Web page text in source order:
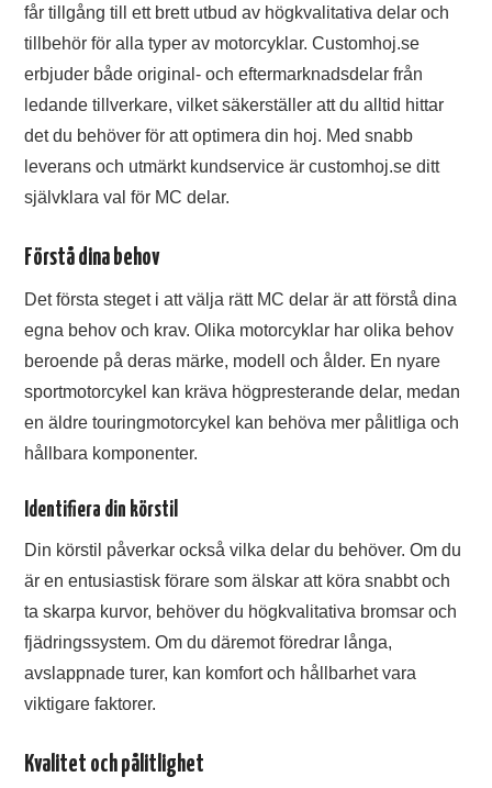
får tillgång till ett brett utbud av högkvalitativa delar och
tillbehör för alla typer av motorcyklar. Customhoj.se
erbjuder både original- och eftermarknadsdelar från
ledande tillverkare, vilket säkerställer att du alltid hittar
det du behöver för att optimera din hoj. Med snabb
leverans och utmärkt kundservice är customhoj.se ditt
självklara val för MC delar.
Förstå dina behov
Det första steget i att välja rätt MC delar är att förstå dina
egna behov och krav. Olika motorcyklar har olika behov
beroende på deras märke, modell och ålder. En nyare
sportmotorcykel kan kräva högpresterande delar, medan
en äldre touringmotorcykel kan behöva mer pålitliga och
hållbara komponenter.
Identifiera din körstil
Din körstil påverkar också vilka delar du behöver. Om du
är en entusiastisk förare som älskar att köra snabbt och
ta skarpa kurvor, behöver du högkvalitativa bromsar och
fjädringssystem. Om du däremot föredrar långa,
avslappnade turer, kan komfort och hållbarhet vara
viktigare faktorer.
Kvalitet och pålitlighet